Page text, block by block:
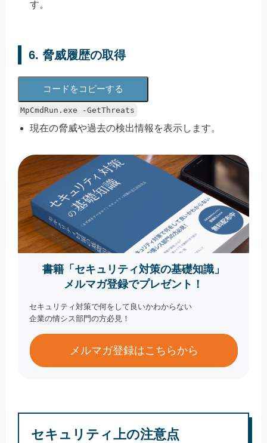
す。
6. 脅威履歴の取得
コードをコピーする
MpCmdRun.exe -GetThreats
現在の脅威や過去の検出情報を表示します。
書籍「セキュリティ対策の基礎知識」
メルマガ登録でプレゼント！
セキュリティ対策で何をして良いかわからない
企業の情シス部門の方必見！
メルマガ登録はこちらから
セキュリティ上の注意点